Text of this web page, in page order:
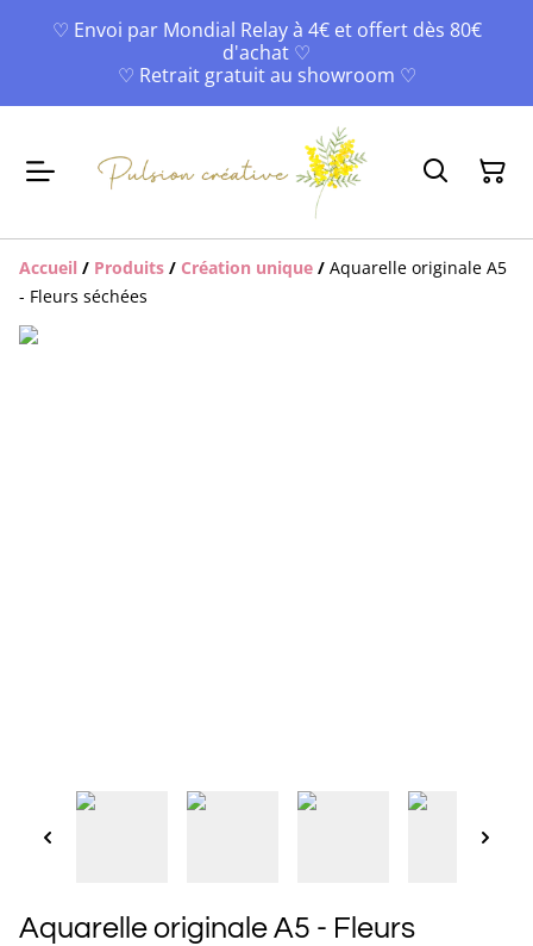
♡ Envoi par Mondial Relay à 4€ et offert dès 80€
d'achat ♡
♡ Retrait gratuit au showroom ♡
Accueil / Produits / Création unique / Aquarelle originale A5
- Fleurs séchées
Aquarelle originale A5 - Fleurs